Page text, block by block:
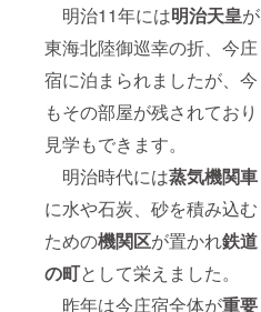
明治11年には明治天皇が
東海北陸御巡幸の折、今庄
宿に泊まられましたが、今
もその部屋が残されており
見学もできます。
明治時代には蒸気機関車
に水や石炭、砂を積み込む
ための機関区が置かれ鉄道
の町として栄えました。
昨年は今庄宿全体が重要